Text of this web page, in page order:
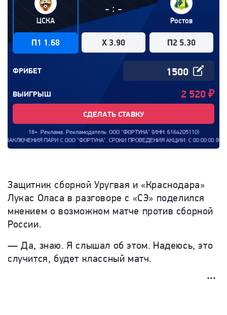
ЦСКА
П1 1.68
- : -
X 3.90
Ростов
П2 5.30
ФРИБЕТ
ВЫИГРЫШ 2 520 ₽
СДЕЛАТЬ СТАВКУ
18+. Реклама. Рекламодатель: ООО "ФОРТУНА" (ИНН: 6164205110)
ООО "ФОРТУНА". СРОКИ ПРОВЕДЕНИЯ АКЦИИ: С 00:00:00 (МСК)
Защитник сборной Уругвая и «Краснодара»
Лукас Оласа в разговоре с «СЭ» поделился
мнением о возможном матче против сборной
России.
— Да, знаю. Я слышал об этом. Надеюсь, это
случится, будет классный матч.